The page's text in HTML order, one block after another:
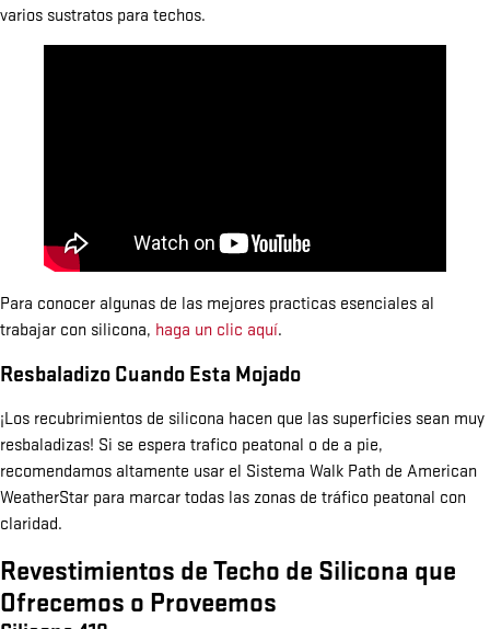
varios sustratos para techos.
Para conocer algunas de las mejores practicas esenciales al
trabajar con silicona, haga un clic aquí.
Resbaladizo Cuando Esta Mojado
¡Los recubrimientos de silicona hacen que las superficies sean muy
resbaladizas! Si se espera trafico peatonal o de a pie,
recomendamos altamente usar el Sistema Walk Path de American
WeatherStar para marcar todas las zonas de tráfico peatonal con
claridad.
Revestimientos de Techo de Silicona que
Ofrecemos o Proveemos